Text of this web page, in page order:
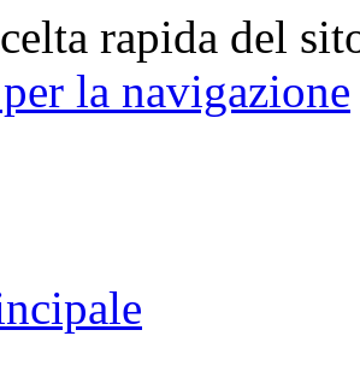
rapida del
la navigazione